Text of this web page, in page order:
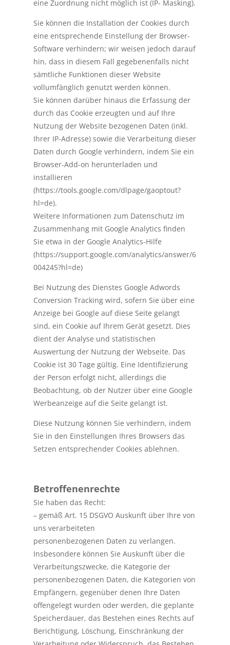
eine Zuordnung nicht möglich ist (IP- Masking).
Sie können die Installation der Cookies durch
eine entsprechende Einstellung der Browser-
Software verhindern; wir weisen jedoch darauf
hin, dass in diesem Fall gegebenenfalls nicht
sämtliche Funktionen dieser Website
vollumfänglich genutzt werden können.
Sie können darüber hinaus die Erfassung der
durch das Cookie erzeugten und auf Ihre
Nutzung der Website bezogenen Daten (inkl.
Ihrer IP-Adresse) sowie die Verarbeitung dieser
Daten durch Google verhindern, indem Sie ein
Browser-Add-on herunterladen und
installieren
(https://tools.google.com/dlpage/gaoptout?
hl=de).
Weitere Informationen zum Datenschutz im
Zusammenhang mit Google Analytics finden
Sie etwa in der Google Analytics-Hilfe
(https://support.google.com/analytics/answer/6
004245?hl=de)
Bei Nutzung des Dienstes Google Adwords
Conversion Tracking wird, sofern Sie über eine
Anzeige bei Google auf diese Seite gelangt
sind, ein Cookie auf Ihrem Gerät gesetzt. Dies
dient der Analyse und statistischen
Auswertung der Nutzung der Webseite. Das
Cookie ist 30 Tage gültig. Eine Identifizierung
der Person erfolgt nicht, allerdings die
Beobachtung, ob der Nutzer über eine Google
Werbeanzeige auf die Seite gelangt ist.
Diese Nutzung können Sie verhindern, indem
Sie in den Einstellungen Ihres Browsers das
Setzen entsprechender Cookies ablehnen.
Betroffenenrechte
Sie haben das Recht:
– gemäß Art. 15 DSGVO Auskunft über Ihre von
uns verarbeiteten
personenbezogenen Daten zu verlangen.
Insbesondere können Sie Auskunft über die
Verarbeitungszwecke, die Kategorie der
personenbezogenen Daten, die Kategorien von
Empfängern, gegenüber denen Ihre Daten
offengelegt wurden oder werden, die geplante
Speicherdauer, das Bestehen eines Rechts auf
Berichtigung, Löschung, Einschränkung der